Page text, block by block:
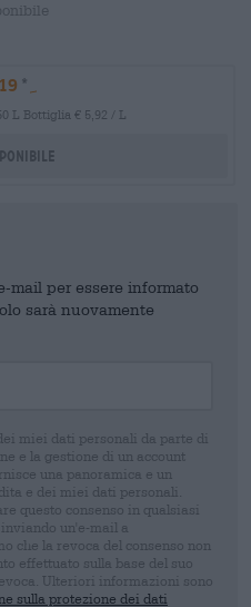
L Bottiglia € 5,92 / L
per essere informato
sarà nuovamente
miei dati personali da parte di
e la gestione di un account
una panoramica e un
e dei miei dati personali.
questo consenso in qualsiasi
un'e-mail a
che la revoca del consenso non
effettuato sulla base del suo
Ulteriori informazioni sono
sulla protezione dei dati